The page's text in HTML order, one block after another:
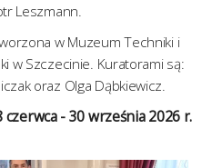
Leszmann.
w Muzeum Techniki i
w Szczecinie. Kuratorami są:
oraz Olga Dąbkiewicz.
- 30 września 2026 r.